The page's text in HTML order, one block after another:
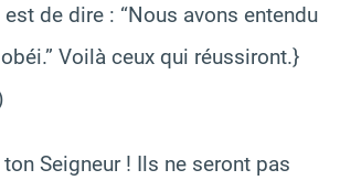
est de dire : “Nous avons entendu
Voilà ceux qui réussiront.}
Seigneur ! Ils ne seront pas